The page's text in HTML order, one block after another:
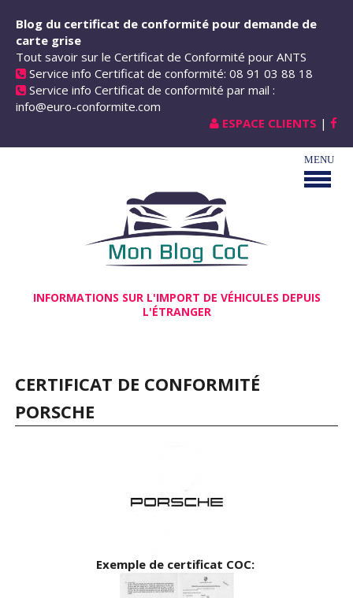
Blog du certificat de conformité pour demande de
carte grise
Tout savoir sur le Certificat de Conformité pour ANTS
Service info Certificat de conformité: 08 91 03 88 18
Service info Certificat de conformité par mail :
info@euro-conformite.com
ESPACE CLIENTS |
INFORMATIONS SUR L'IMPORT DE VÉHICULES DEPUIS
L'ÉTRANGER
CERTIFICAT DE CONFORMITÉ
PORSCHE
Exemple de certificat COC: